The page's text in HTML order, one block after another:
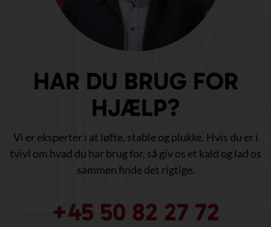
HAR DU BRUG FOR
HJÆLP?
Vi er eksperter i at løfte, stable og plukke. Hvis du er i
tvivl om hvad du har brug for, så giv os et kald og lad os
sammen finde det rigtige.
+45 50 82 27 72